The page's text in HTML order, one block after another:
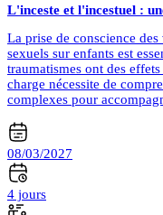
L'inceste et l'incestuel :
La prise de conscience
sexuels sur enfants est
traumatismes ont des
charge nécessite de
complexes pour
08/03/2027
4 jours